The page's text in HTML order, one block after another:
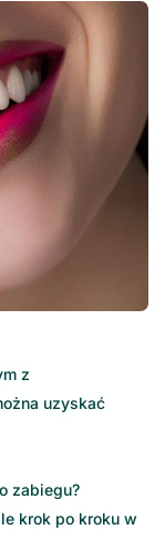
z
uzyskać
zabiegu?
krok po kroku w